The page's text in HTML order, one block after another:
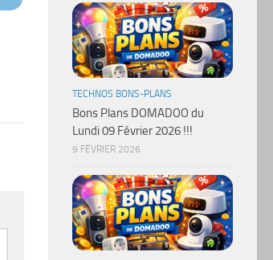
TECHNOS BONS-PLANS
Bons Plans DOMADOO du
Lundi 09 Février 2026 !!!
9 FÉVRIER 2026